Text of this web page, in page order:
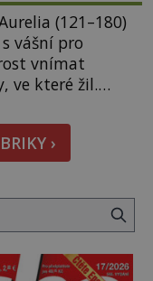
(121–180)
vášní pro
vnímat
ve které žil.
byl jen životem
Marcus Aurelius
[…]
›